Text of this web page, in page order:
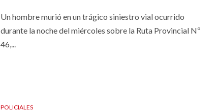
Un hombre murió en un trágico siniestro vial ocurrido
durante la noche del miércoles sobre la Ruta Provincial Nº
46,...
POLICIALES